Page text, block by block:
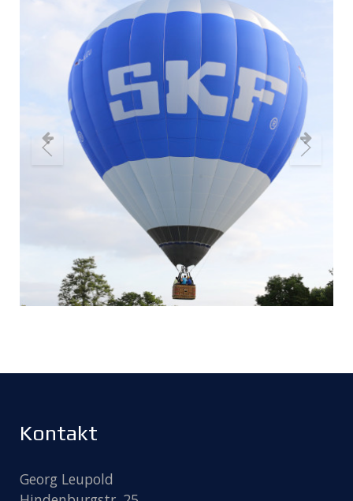
Kontakt
Georg Leupold